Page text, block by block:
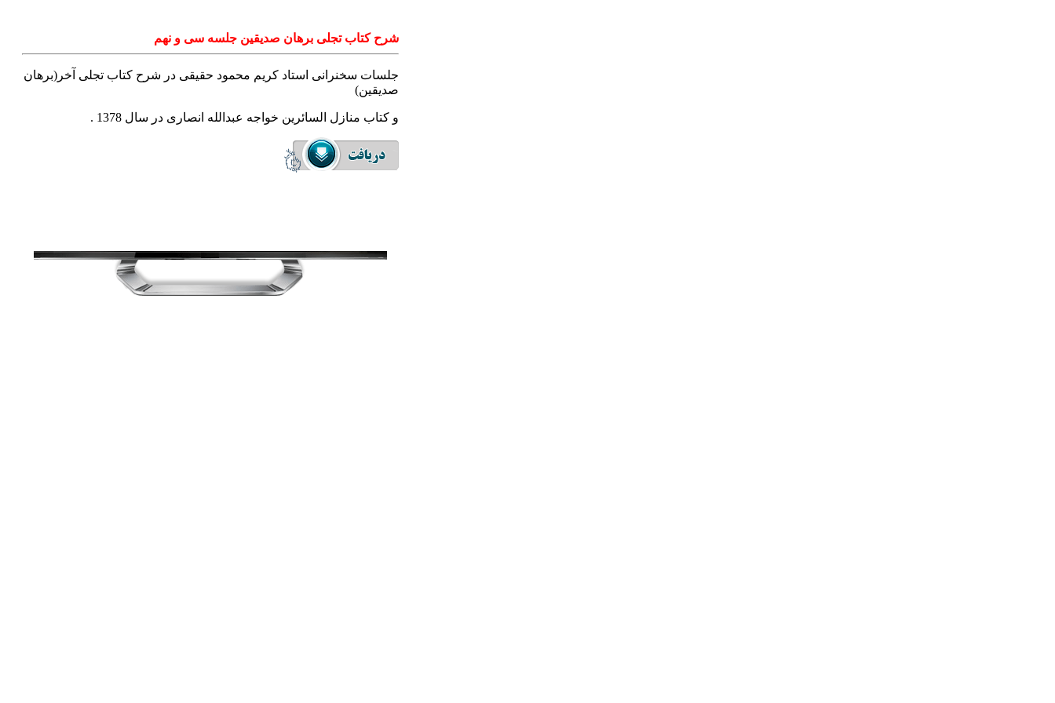
شرح کتاب تجلی برهان صدیقین جلسه سی و نهم
جلسات سخنرانی استاد کریم محمود حقیقی در شرح کتاب تجلی آخر(برهان
صدیقین)
و کتاب منازل السائرین خواجه عبدالله انصاری در سال 1378 .